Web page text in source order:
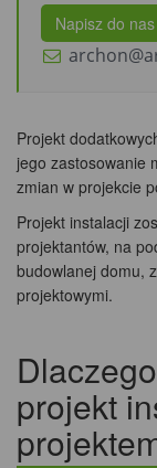
Napisz do nas
Projekt
jego zastosowanie
zmian w projekcie
Projekt instalacji
projektantów, na
budowlanej domu,
projektowymi.
projekt